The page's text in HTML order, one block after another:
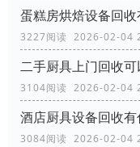
蛋糕房烘焙设备回收
3227阅读 2026-02-04
二手厨具上门回收
3104阅读 2026-02-04
酒店厨具设备回收有
3084阅读 2026-02-04